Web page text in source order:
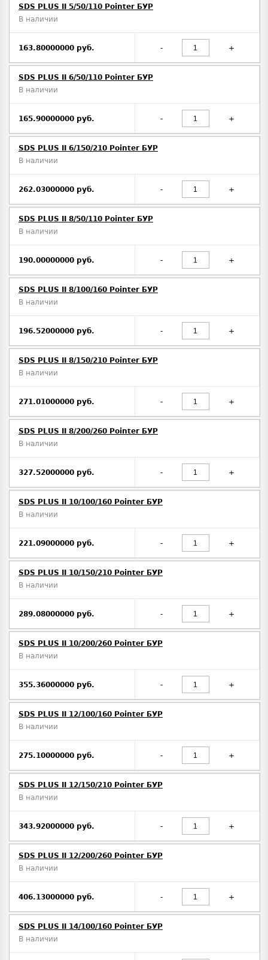
SDS PLUS II 5/50/110 Pointer БУР
В наличии
163.80000000 руб. - +
SDS PLUS II 6/50/110 Pointer БУР
В наличии
165.90000000 руб. - +
SDS PLUS II 6/150/210 Pointer БУР
В наличии
262.03000000 руб. - +
SDS PLUS II 8/50/110 Pointer БУР
В наличии
190.00000000 руб. - +
SDS PLUS II 8/100/160 Pointer БУР
В наличии
196.52000000 руб. - +
SDS PLUS II 8/150/210 Pointer БУР
В наличии
271.01000000 руб. - +
SDS PLUS II 8/200/260 Pointer БУР
В наличии
327.52000000 руб. - +
SDS PLUS II 10/100/160 Pointer БУР
В наличии
221.09000000 руб. - +
SDS PLUS II 10/150/210 Pointer БУР
В наличии
289.08000000 руб. - +
SDS PLUS II 10/200/260 Pointer БУР
В наличии
355.36000000 руб. - +
SDS PLUS II 12/100/160 Pointer БУР
В наличии
275.10000000 руб. - +
SDS PLUS II 12/150/210 Pointer БУР
В наличии
343.92000000 руб. - +
SDS PLUS II 12/200/260 Pointer БУР
В наличии
406.13000000 руб. - +
SDS PLUS II 14/100/160 Pointer БУР
В наличии